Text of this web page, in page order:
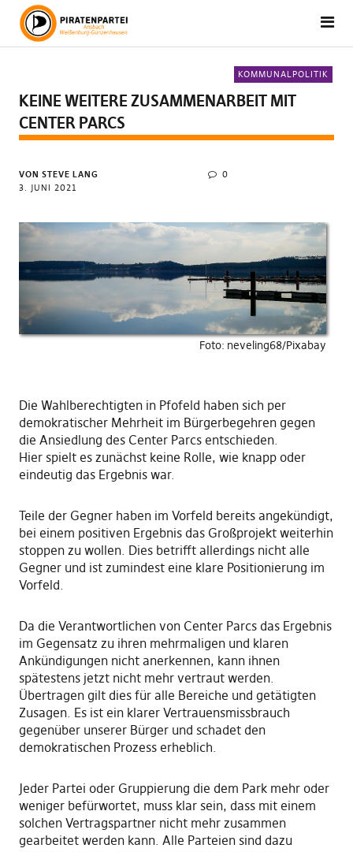
KOMMUNALPOLITIK
KEINE WEITERE ZUSAMMENARBEIT MIT
CENTER PARCS
VON STEVE LANG
3. JUNI 2021
0
Foto: neveling68/Pixabay
Die Wahlberechtigten in Pfofeld haben sich per
demokratischer Mehrheit im Bürgerbegehren gegen
die Ansiedlung des Center Parcs entschieden.
Hier spielt es zunächst keine Rolle, wie knapp oder
eindeutig das Ergebnis war.
Teile der Gegner haben im Vorfeld bereits angekündigt,
bei einem positiven Ergebnis das Großprojekt weiterhin
stoppen zu wollen. Dies betrifft allerdings nicht alle
Gegner und ist zumindest eine klare Positionierung im
Vorfeld.
Da die Verantwortlichen von Center Parcs das Ergebnis
im Gegensatz zu ihren mehrmaligen und klaren
Ankündigungen nicht anerkennen, kann ihnen
spätestens jetzt nicht mehr vertraut werden.
Übertragen gilt dies für alle Bereiche und getätigten
Zusagen. Es ist ein klarer Vertrauensmissbrauch
gegenüber unserer Bürger und schadet den
demokratischen Prozess erheblich.
Jeder Partei oder Gruppierung die dem Park mehr oder
weniger befürwortet, muss klar sein, dass mit einem
solchen Vertragspartner nicht mehr zusammen
gearbeitet werden kann. Alle Parteien sind dazu